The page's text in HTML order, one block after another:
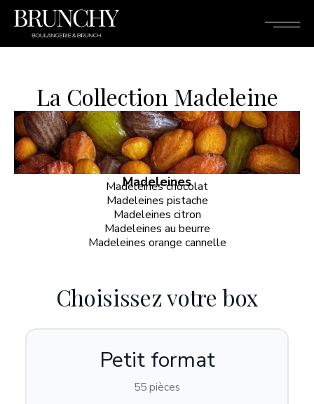
La Collection Madeleine
Madeleines
Madeleines chocolat
Madeleines pistache
Madeleines citron
Madeleines au beurre
Madeleines orange cannelle
Choisissez votre box
Petit format
55 pièces